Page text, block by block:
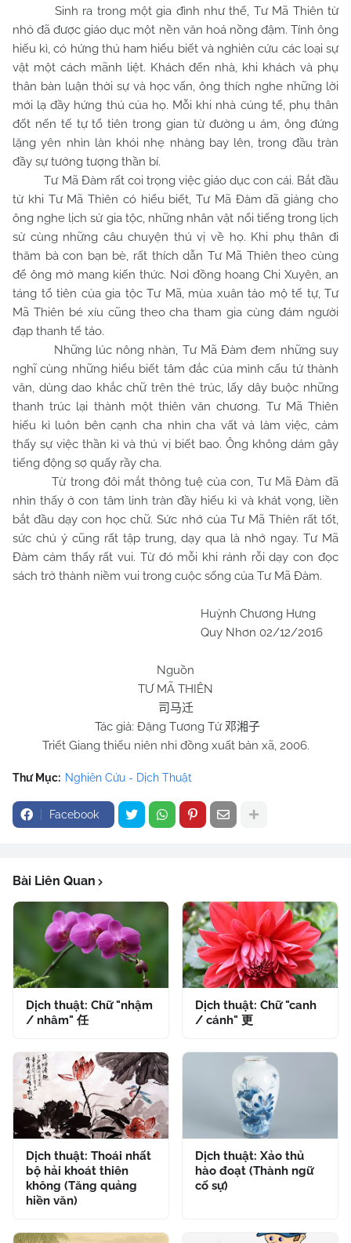
Sinh ra trong một gia đình như thế, Tư Mã Thiên từ
nhỏ đã được giáo dục một nền văn hoá nồng đậm. Tính ông
hiếu kì, có hứng thú ham hiểu biết và nghiên cứu các loại sự
vật một cách mãnh liệt. Khách đến nhà, khi khách và phụ
thân bàn luận thời sự và học vấn, ông thích nghe những lời
mới lạ đầy hứng thú của họ. Mỗi khi nhà cúng tế, phụ thân
đốt nến tế tự tổ tiên trong gian từ đường u ám, ông đứng
lặng yên nhìn làn khói nhẹ nhàng bay lên, trong đầu tràn
đầy sự tưởng tượng thần bí.
Tư Mã Đàm rất coi trọng việc giáo dục con cái. Bắt đầu
từ khi Tư Mã Thiên có hiểu biết, Tư Mã Đàm đã giảng cho
ông nghe lịch sử gia tộc, những nhân vật nổi tiếng trong lịch
sử cùng những câu chuyện thú vị về họ. Khi phụ thân đi
thăm bà con bạn bè, rất thích dẫn Tư Mã Thiên theo cùng
để ông mở mang kiến thức. Nơi đồng hoang Chi Xuyên, an
táng tổ tiên của gia tộc Tư Mã, mùa xuân tảo mộ tế tự, Tư
Mã Thiên bé xíu cũng theo cha tham gia cùng đám người
đạp thanh tế tảo.
Những lúc nông nhàn, Tư Mã Đàm đem những suy
nghĩ cùng những hiểu biết tâm đắc của mình cấu tứ thành
văn, dùng dao khắc chữ trên thẻ trúc, lấy dây buộc những
thanh trúc lại thành một thiên văn chương. Tư Mã Thiên
hiếu kì luôn bên cạnh cha nhìn cha vất vả làm việc, cảm
thấy sự việc thần kì và thú vị biết bao. Ông không dám gây
tiếng động sợ quấy rầy cha.
Từ trong đôi mắt thông tuệ của con, Tư Mã Đàm đã
nhìn thấy ở con tâm linh tràn đầy hiếu kì và khát vọng, liền
bắt đầu dạy con học chữ. Sức nhớ của Tư Mã Thiên rất tốt,
sức chú ý cũng rất tập trung, dạy qua là nhớ ngay. Tư Mã
Đàm cảm thấy rất vui. Từ đó mỗi khi rảnh rỗi dạy con đọc
sách trở thành niềm vui trong cuộc sống của Tư Mã Đàm.
Huỳnh Chương Hưng
Quy Nhơn 02/12/2016
Nguồn
TƯ MÃ THIÊN
司马迁
Tác giả: Đặng Tương Tử 邓湘子
Triết Giang thiếu niên nhi đồng xuất bản xã, 2006.
Thư Mục: Nghiên Cứu - Dịch Thuật
Facebook
Bài Liên Quan
Dịch thuật: Chữ "nhậm
/ nhâm" 任
Dịch thuật: Chữ "canh
/ cánh" 更
Dịch thuật: Thoái nhất
bộ hải khoát thiên
không (Tăng quảng
hiền văn)
Dịch thuật: Xảo thủ
hào đoạt (Thành ngữ
cố sự)